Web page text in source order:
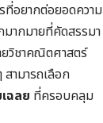
ที่อยากต่อยอดความ
มากมายที่คัดสรรมา
วิชาคณิตศาสตร์
ามารถเลือก
ฉลย ที่ครอบคลุม